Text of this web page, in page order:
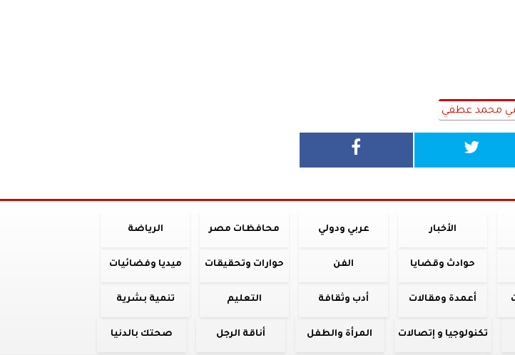
الأخبار عربي ودولي محافظات مصر الرياضة
حوادث وقضايا الفن حوارات وتحقيقات ميديا وفضائيات
أعمدة ومقالات أدب وثقافة التعليم تنمية بشرية
تكنولوجيا و إتصالات المرأة والطفل أناقة الرجل صحتك بالدنيا